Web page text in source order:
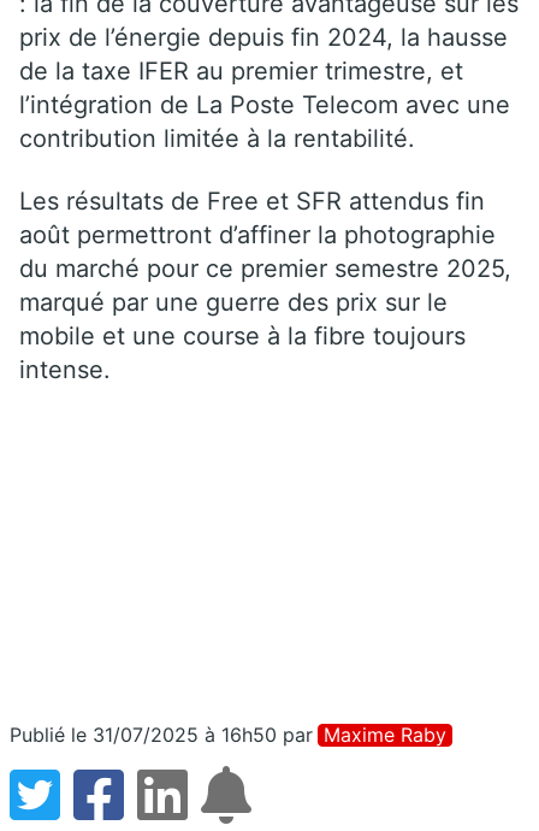
prix de l’énergie depuis fin 2024, la hausse
de la taxe IFER au premier trimestre, et
l’intégration de La Poste Telecom avec une
contribution limitée à la rentabilité.
Les résultats de Free et SFR attendus fin
août permettront d’affiner la photographie
du marché pour ce premier semestre 2025,
marqué par une guerre des prix sur le
mobile et une course à la fibre toujours
intense.
Publié le 31/07/2025 à 16h50 par Maxime Raby